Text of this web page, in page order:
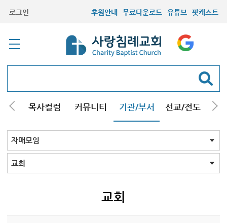
로그인 후원안내 무료다운로드 유튜브 팟캐스트
해 목사컬럼 커뮤니티 기관/부서 선교/전도 질
교회학교
청년부
청장년부
형제모임
자매모임
기타모임
어르신모임
영재과학반
신학원
자매모임 전체
교회
교회